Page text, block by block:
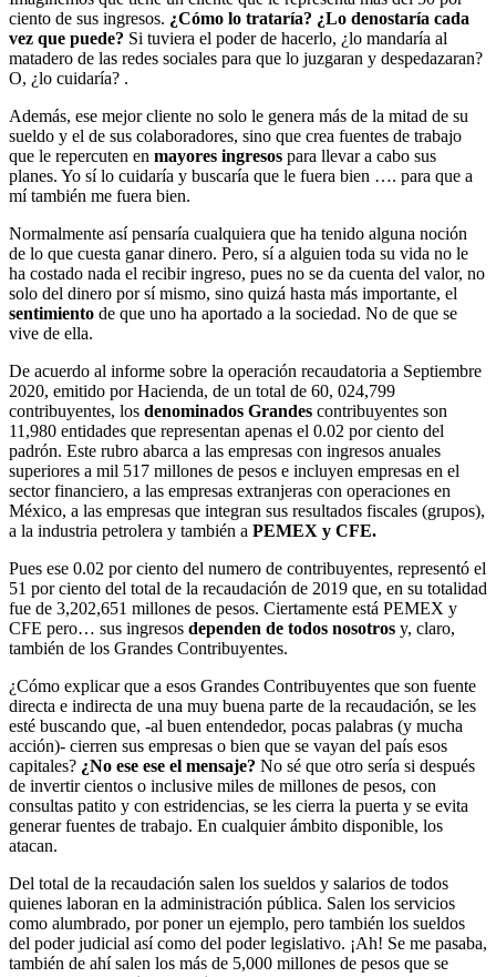
ciento de sus ingresos. ¿Cómo lo trataría? ¿Lo denostaría cada
vez que puede? Si tuviera el poder de hacerlo, ¿lo mandaría al
matadero de las redes sociales para que lo juzgaran y despedazaran?
O, ¿lo cuidaría? .
Además, ese mejor cliente no solo le genera más de la mitad de su
sueldo y el de sus colaboradores, sino que crea fuentes de trabajo
que le repercuten en mayores ingresos para llevar a cabo sus
planes. Yo sí lo cuidaría y buscaría que le fuera bien …. para que a
mí también me fuera bien.
Normalmente así pensaría cualquiera que ha tenido alguna noción
de lo que cuesta ganar dinero. Pero, sí a alguien toda su vida no le
ha costado nada el recibir ingreso, pues no se da cuenta del valor, no
solo del dinero por sí mismo, sino quizá hasta más importante, el
sentimiento de que uno ha aportado a la sociedad. No de que se
vive de ella.
De acuerdo al informe sobre la operación recaudatoria a Septiembre
2020, emitido por Hacienda, de un total de 60, 024,799
contribuyentes, los denominados Grandes contribuyentes son
11,980 entidades que representan apenas el 0.02 por ciento del
padrón. Este rubro abarca a las empresas con ingresos anuales
superiores a mil 517 millones de pesos e incluyen empresas en el
sector financiero, a las empresas extranjeras con operaciones en
México, a las empresas que integran sus resultados fiscales (grupos),
a la industria petrolera y también a PEMEX y CFE.
Pues ese 0.02 por ciento del numero de contribuyentes, representó el
51 por ciento del total de la recaudación de 2019 que, en su totalidad
fue de 3,202,651 millones de pesos. Ciertamente está PEMEX y
CFE pero… sus ingresos dependen de todos nosotros y, claro,
también de los Grandes Contribuyentes.
¿Cómo explicar que a esos Grandes Contribuyentes que son fuente
directa e indirecta de una muy buena parte de la recaudación, se les
esté buscando que, -al buen entendedor, pocas palabras (y mucha
acción)- cierren sus empresas o bien que se vayan del país esos
capitales? ¿No ese ese el mensaje? No sé que otro sería si después
de invertir cientos o inclusive miles de millones de pesos, con
consultas patito y con estridencias, se les cierra la puerta y se evita
generar fuentes de trabajo. En cualquier ámbito disponible, los
atacan.
Del total de la recaudación salen los sueldos y salarios de todos
quienes laboran en la administración pública. Salen los servicios
como alumbrado, por poner un ejemplo, pero también los sueldos
del poder judicial así como del poder legislativo. ¡Ah! Se me pasaba,
también de ahí salen los más de 5,000 millones de pesos que se